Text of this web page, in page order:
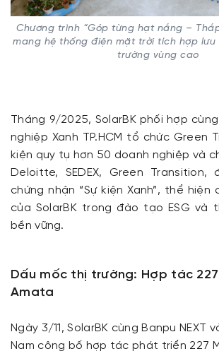
Chương trình “Góp từng hạt nắng –
mang hệ thống điện mặt trời tích hợp
trường vùng cao
Tháng 9/2025, SolarBK phối hợp
nghiệp Xanh TP.HCM tổ chức Green
kiện quy tụ hơn 50 doanh nghiệp và
Deloitte, SEDEX, Green
chứng nhận “Sự kiện Xanh”, thể
của SolarBK trong đào tạo ESG và
bền vững.
Dấu mốc thị trường: Hợp tác
Amata
Ngày 3/11, SolarBK cùng Banpu NEXT
Nam công bố hợp tác phát triển 227